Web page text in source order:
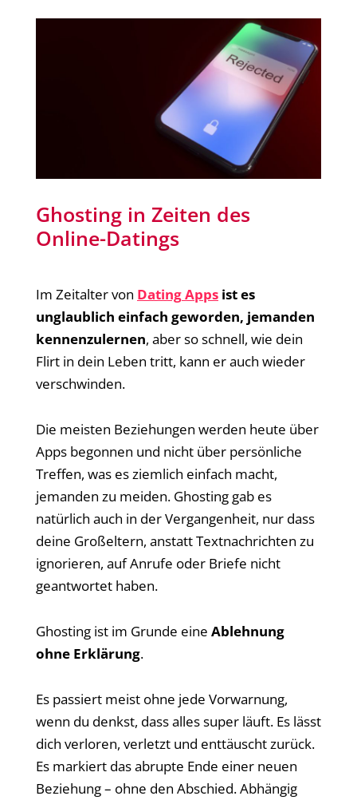
Ghosting in Zeiten des
Online-Datings
Im Zeitalter von DatingApps ist es
unglaublich einfach geworden, jemanden
kennenzulernen, aber so schnell, wie dein
Flirt in dein Leben tritt, kann er auch wieder
verschwinden.
Die meisten Beziehungen werden heute über
Apps begonnen und nicht über persönliche
Treffen, was es ziemlich einfach macht,
jemanden zu meiden. Ghosting gab es
natürlich auch in der Vergangenheit, nur dass
deine Großeltern, anstatt Textnachrichten zu
ignorieren, auf Anrufe oder Briefe nicht
geantwortet haben.
Ghosting ist im Grunde eine Ablehnung
ohne Erklärung.
Es passiert meist ohne jede Vorwarnung,
wenn du denkst, dass alles super läuft. Es lässt
dich verloren, verletzt und enttäuscht zurück.
Es markiert das abrupte Ende einer neuen
Beziehung – ohne den Abschied. Abhängig